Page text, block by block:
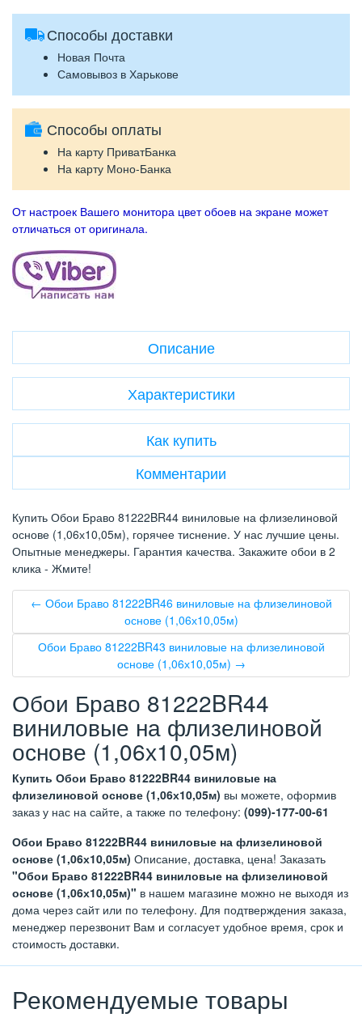
Способы доставки
Новая Почта
Самовывоз в Харькове
Способы оплаты
На карту ПриватБанка
На карту Моно-Банка
От настроек Вашего монитора цвет обоев на экране может
отличаться от оригинала.
Описание
Характеристики
Как купить
Комментарии
Купить Обои Браво 81222BR44 виниловые на флизелиновой
основе (1,06х10,05м), горячее тиснение. У нас лучшие цены.
Опытные менеджеры. Гарантия качества. Закажите обои в 2
клика - Жмите!
← Обои Браво 81222BR46 виниловые на флизелиновой
основе (1,06х10,05м)
Обои Браво 81222BR43 виниловые на флизелиновой
основе (1,06х10,05м) →
Обои Браво 81222BR44
виниловые на флизелиновой
основе (1,06х10,05м)
Купить Обои Браво 81222BR44 виниловые на
флизелиновой основе (1,06х10,05м) вы можете, оформив
заказ у нас на сайте, а также по телефону: (099)-177-00-61
Обои Браво 81222BR44 виниловые на флизелиновой
основе (1,06х10,05м) Описание, доставка, цена! Заказать
"Обои Браво 81222BR44 виниловые на флизелиновой
основе (1,06х10,05м)" в нашем магазине можно не выходя из
дома через сайт или по телефону. Для подтверждения заказа,
менеджер перезвонит Вам и согласует удобное время, срок и
стоимость доставки.
Рекомендуемые товары